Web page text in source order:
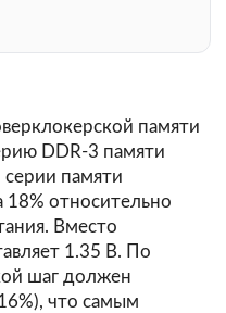
памяти
DDR-3 памяти
серии памяти
18% относительно
Вместо
1.35 В. По
шаг должен
что самым